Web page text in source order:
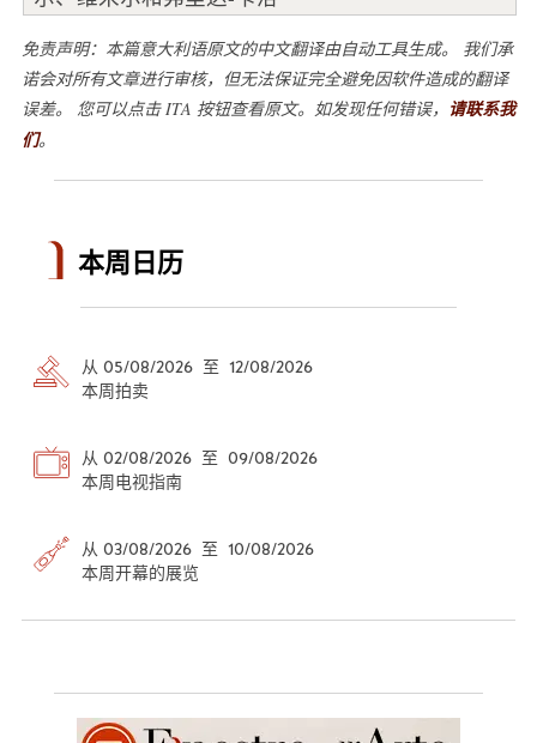
免责声明：本篇意大利语原文的中文翻译由自动工具生成。 我们承
诺会对所有文章进行审核，但无法保证完全避免因软件造成的翻译
误差。 您可以点击 ITA 按钮查看原文。如发现任何错误， 请联系我
们。
本周日历
从 05/08/2026 至 12/08/2026
本周拍卖
从 02/08/2026 至 09/08/2026
本周电视指南
从 03/08/2026 至 10/08/2026
本周开幕的展览